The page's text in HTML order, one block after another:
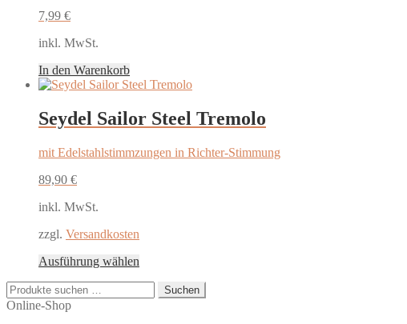
gewählt
werden
7,99 €
inkl. MwSt.
In den Warenkorb
Seydel Sailor Steel Tremolo
mit Edelstahlstimmzungen in Richter-Stimmung
89,90 €
inkl. MwSt.
zzgl. Versandkosten
Ausführung wählen
weist
Suchen
nach:
Suchen
Online-Shop